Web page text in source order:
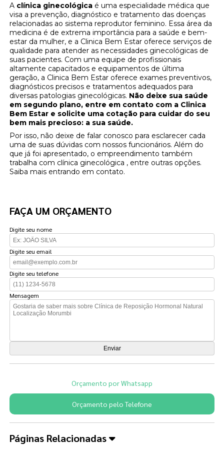
A clínica ginecológica é uma especialidade médica que
visa a prevenção, diagnóstico e tratamento das doenças
relacionadas ao sistema reprodutor feminino. Essa área da
medicina é de extrema importância para a saúde e bem-
estar da mulher, e a Clinica Bem Estar oferece serviços de
qualidade para atender as necessidades ginecológicas de
suas pacientes. Com uma equipe de profissionais
altamente capacitados e equipamentos de última
geração, a Clinica Bem Estar oferece exames preventivos,
diagnósticos precisos e tratamentos adequados para
diversas patologias ginecológicas. Não deixe sua saúde
em segundo plano, entre em contato com a Clinica
Bem Estar e solicite uma cotação para cuidar do seu
bem mais precioso: a sua saúde.
Por isso, não deixe de falar conosco para esclarecer cada
uma de suas dúvidas com nossos funcionários. Além do
que já foi apresentado, o empreendimento também
trabalha com clínica ginecológica , entre outras opções.
Saiba mais entrando em contato.
FAÇA UM ORÇAMENTO
Digite seu nome
Digite seu email
Digite seu telefone
Mensagem
Orçamento por Whatsapp
Orçamento pelo Telefone
Páginas Relacionadas